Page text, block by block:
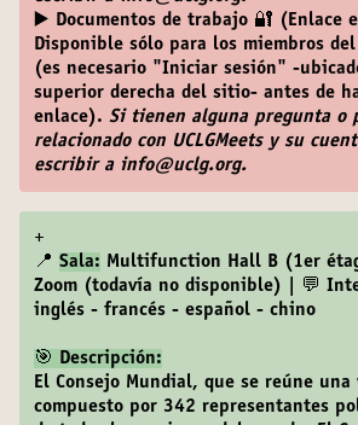
▶️ Documentos de trabajo 🔐 (Enlace
Disponible sólo para los miembros
(es necesario "Iniciar sesión" -
superior derecha del sitio- antes de
enlace). Si tienen alguna pregunta o
relacionado con UCLGMeets y su
escribir a info@uclg.org.
+
📍 Sala: Multifunction Hall B (1er
Zoom (todavía no disponible) | 💬
inglés - francés - español - chino
🎯 Descripción:
El Consejo Mundial, que se reúne
compuesto por 342 representantes